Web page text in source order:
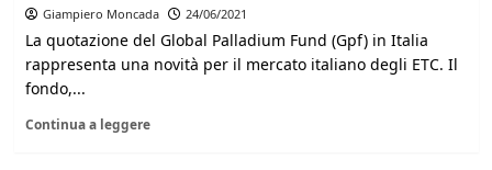
Giampiero Moncada 24/06/2021
La quotazione del Global Palladium Fund (Gpf) in Italia
rappresenta una novità per il mercato italiano degli ETC. Il
fondo,...
Continua a leggere